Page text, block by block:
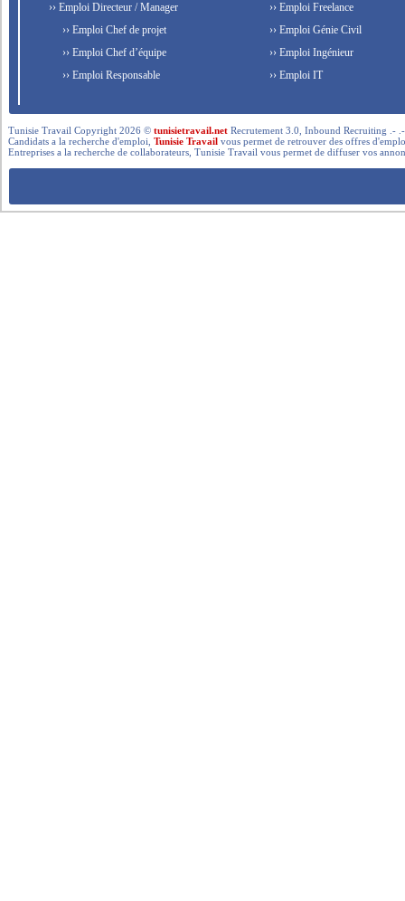
›› Emploi Directeur / Manager
›› Emploi Chef de projet
›› Emploi Chef d’équipe
›› Emploi Responsable
›› Emploi Freelance
›› Emploi Génie Civil
›› Emploi Ingénieur
›› Emploi IT
Tunisie Travail Copyright 2026 ©tunisietravail.net Recrutement 3.0, Inbound Recruiting .-
Candidats a la recherche d'emploi,Tunisie Travail vous permet de retrouver des offres
Entreprises a la recherche de collaborateurs, Tunisie Travail vous permet de diffuser vos